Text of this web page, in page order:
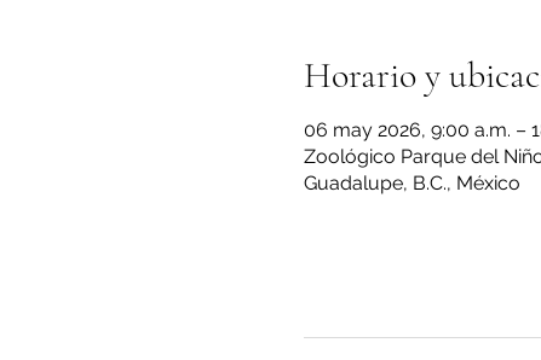
Horario y
06 may 2026, 9:00 a.m. –
Zoológico Parque del
Guadalupe, B.C., México